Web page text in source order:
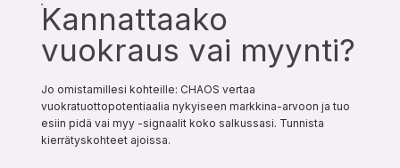
Kannattaako
vuokraus vai myynti?
Jo omistamillesi kohteille: CHAOS vertaa
vuokratuottopotentiaalia nykyiseen markkina-arvoon ja tuo
esiin pidä vai myy -signaalit koko salkussasi. Tunnista
kierrätyskohteet ajoissa.